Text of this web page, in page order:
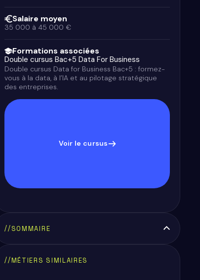
Salaire moyen
35 000 à 45 000 €
Formations associées
Double cursus Bac+5 Data For Business
Double cursus Data for Business Bac+5 : formez-
vous à la data, à l’IA et au pilotage stratégique
des entreprises.
Voir le cursus
//SOMMAIRE
Qu’est-ce qu’un web manager ?
Quelles sont ses missions principales ?
Quelles compétences sont recommandées
Quel est le salaire moyen d’un web manager ?
Quels secteurs recrutent à ce poste ?
Comment l’alternance peut-elle vous aider à
//MÉTIERS SIMILAIRES